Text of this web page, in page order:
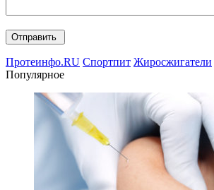
Протеинфо.RU Спортпит Жиросжигатели
Популярное